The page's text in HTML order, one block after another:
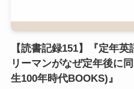
【読書記録151】『定年
リーマンがなぜ定年後に
生100年時代BOOKS)』